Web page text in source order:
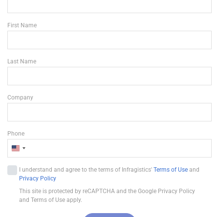
First Name
Last Name
Company
U
i
Phone
I understand and agree to the terms of Infragistics' Terms of Use and
Privacy Policy
This site is protected by reCAPTCHA and the Google Privacy Policy
and Terms of Use apply.